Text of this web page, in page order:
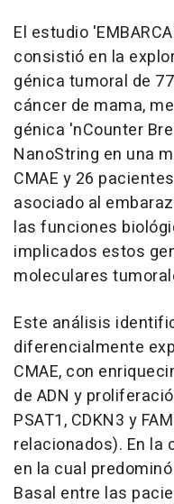
El estudio
consistió en la
génica tumoral de
cáncer de mama,
génica 'nCounter
NanoString en una
CMAE y 26
asociado al
las funciones
implicados estos
moleculares
Este análisis
diferencialmente
CMAE, con
de ADN y
PSAT1, CDKN3 y
relacionados). En la
en la cual
Basal entre las